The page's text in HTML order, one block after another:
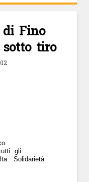
Fino
sotto tiro
gli
Solidarietà